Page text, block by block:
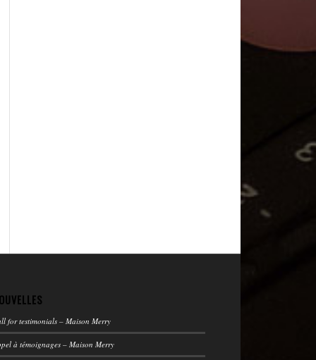
for testimonials – Maison Merry
à témoignages – Maison Merry